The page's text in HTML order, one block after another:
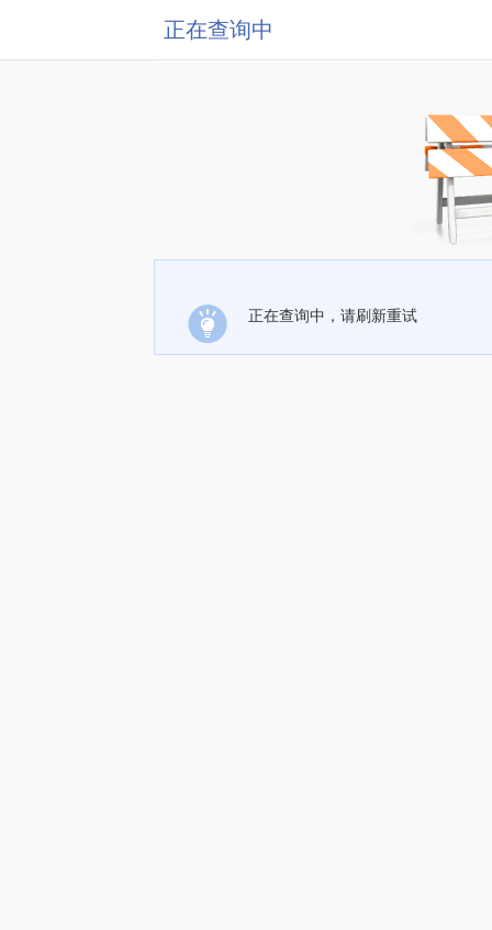
正在查询中
正在查询中，请刷新重试